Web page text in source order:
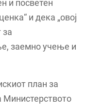
и посветен
и дека „овој
за
заемно учење и
план за
Министерството